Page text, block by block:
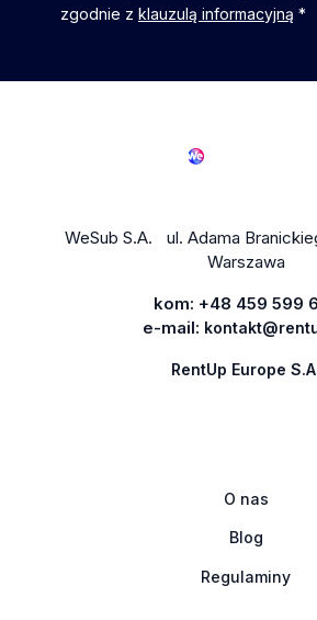
zgodnie z klauzulą informacyjną *
WeSub S.A. ul. Adama
Warszawa
kom: +48 459 599
e-mail:
RentUp Europe
O nas
Blog
Regulaminy